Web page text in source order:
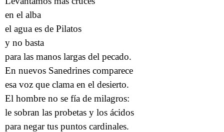
en el alba
el agua es de Pilatos
y no basta
para las manos largas del pecado.
En nuevos Sanedrines comparece
esa voz que clama en el desierto.
El hombre no se fía de milagros:
le sobran las probetas y los ácidos
para negar tus puntos cardinales.